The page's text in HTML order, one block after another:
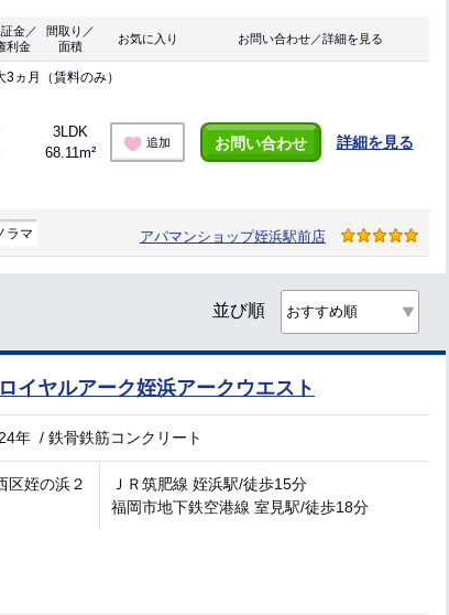
金／
利金
間取り／
面積
お気に入り お問い合わせ／詳細を見る
ヵ月（賃料のみ）
3LDK
68.11m²
追加 お問い合わせ 詳細を見る
ラマ アパマンショップ姪浜駅前店
並び順
ロイヤルアーク姪浜アークウエスト
年 /鉄骨鉄筋コンクリート
区姪の浜２
ＪＲ筑肥線 姪浜駅/徒歩15分
福岡市地下鉄空港線 室見駅/徒歩18分